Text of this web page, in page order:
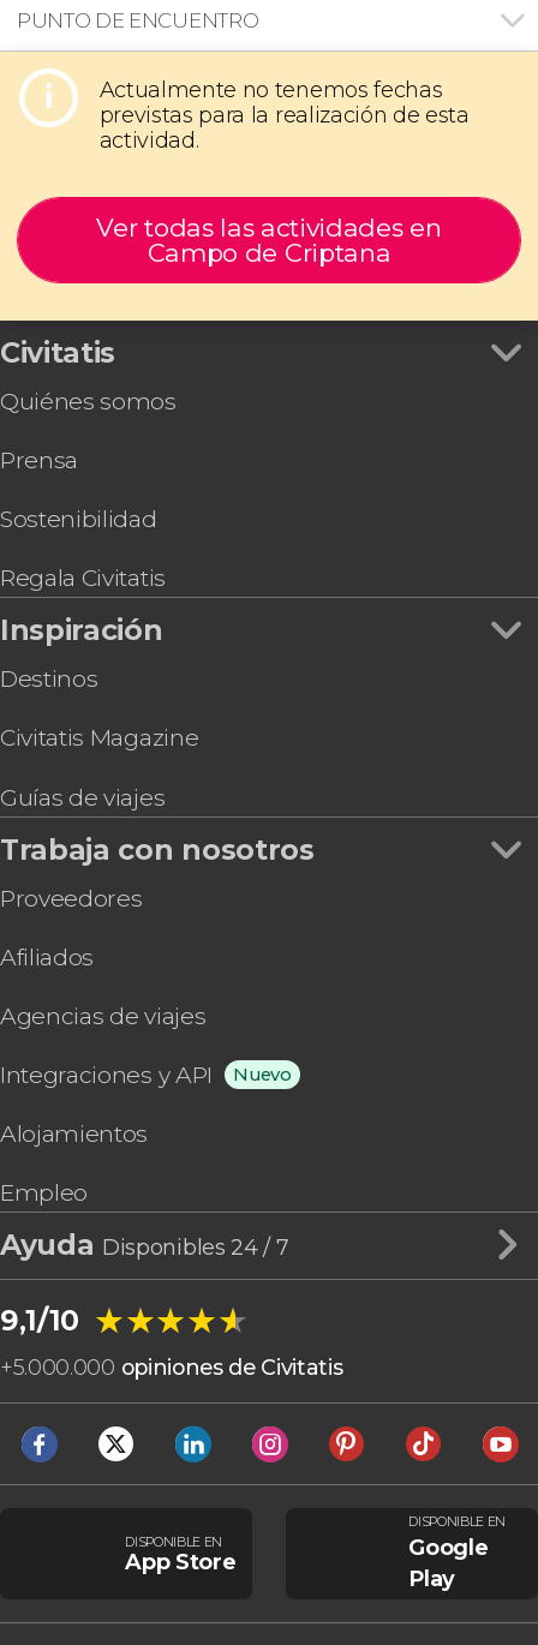
PUNTO DE ENCUENTRO
Actualmente no tenemos fechas
previstas para la realización de esta
actividad.
Ver todas las actividades en
Campo de Criptana
Civitatis
Quiénes somos
Prensa
Sostenibilidad
Regala Civitatis
Inspiración
Destinos
Civitatis Magazine
Guías de viajes
Trabaja con nosotros
Proveedores
Afiliados
Agencias de viajes
Integraciones y API Nuevo
Alojamientos
Empleo
Ayuda Disponibles 24 / 7
9,1/10 ★★★★★
★★★★★
+5.000.000 opiniones de Civitatis
DISPONIBLE EN
App Store
DISPONIBLE EN
Google
Play